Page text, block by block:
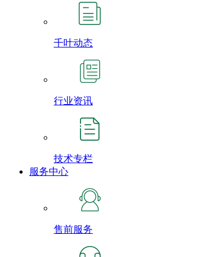
千叶动态
行业资讯
技术专栏
服务中心
售前服务